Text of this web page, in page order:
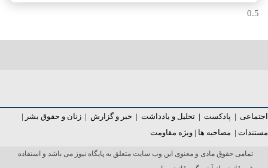
اجتماعی | پادکست | تحلیل و یادداشت | خبر و گزارش | زنان و حقوق بشر |
مستندات | مصاحبه ها | ویژه مقاومت
تمامی حقوق مادی و معنوی این وب سایت متعلق به پایگاه نیوز می باشد و استفاده